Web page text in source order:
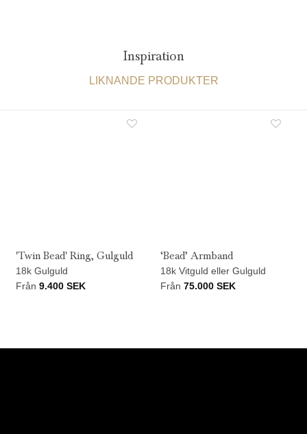
Inspiration
LIKNANDE PRODUKTER
'Twin Bead' Ring, Gulguld
18k Gulguld
Från9.400SEK
‘Bead’ Armband
18k Vitguld eller Gulguld
Från 75.000 SEK